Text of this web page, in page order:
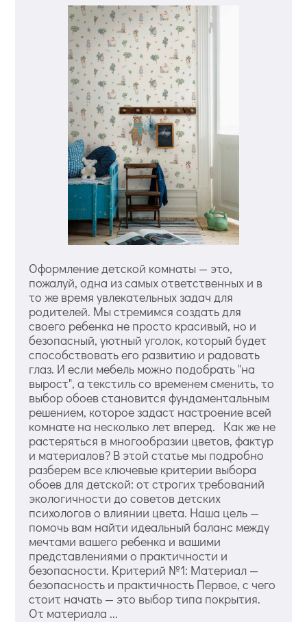
Оформление детской комнаты — это,
пожалуй, одна из самых ответственных и в
то же время увлекательных задач для
родителей. Мы стремимся создать для
своего ребенка не просто красивый, но и
безопасный, уютный уголок, который будет
способствовать его развитию и радовать
глаз. И если мебель можно подобрать "на
вырост", а текстиль со временем сменить, то
выбор обоев становится фундаментальным
решением, которое задаст настроение всей
комнате на несколько лет вперед. Как же не
растеряться в многообразии цветов, фактур
и материалов? В этой статье мы подробно
разберем все ключевые критерии выбора
обоев для детской: от строгих требований
экологичности до советов детских
психологов о влиянии цвета. Наша цель —
помочь вам найти идеальный баланс между
мечтами вашего ребенка и вашими
представлениями о практичности и
безопасности. Критерий №1: Материал —
безопасность и практичность Первое, с чего
стоит начать — это выбор типа покрытия.
От материала ...